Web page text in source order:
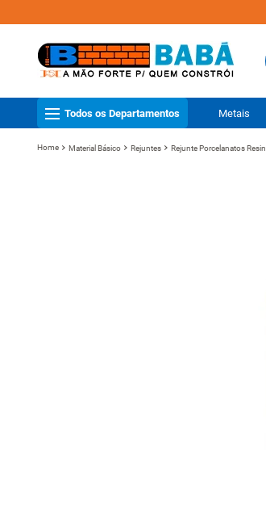
Todos os Departamentos Metais
Material Básico Rejuntes Rejunte Porcelanatos